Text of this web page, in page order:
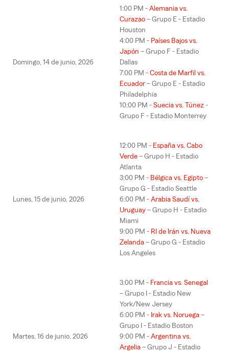
Domingo, 14 de junio, 2026
1:00 PM - Alemania vs.
Curazao – Grupo E - Estadio
Houston
4:00 PM - Países Bajos vs.
Japón – Grupo F - Estadio
Dallas
7:00 PM - Costa de Marfil vs.
Ecuador – Grupo E - Estadio
Philadelphia
10:00 PM - Suecia vs. Túnez -
Grupo F - Estadio Monterrey
Lunes, 15 de junio, 2026
12:00 PM - España vs. Cabo
Verde – Grupo H - Estadio
Atlanta
3:00 PM - Bélgica vs. Egipto –
Grupo G - Estadio Seattle
6:00 PM - Arabia Saudí vs.
Uruguay – Grupo H - Estadio
Miami
9:00 PM - RI de Irán vs. Nueva
Zelanda – Grupo G - Estadio
Los Angeles
Martes, 16 de junio, 2026
3:00 PM - Francia vs. Senegal
– Grupo I - Estadio New
York/New Jersey
6:00 PM - Irak vs. Noruega –
Grupo I - Estadio Boston
9:00 PM - Argentina vs.
Argelia – Grupo J - Estadio